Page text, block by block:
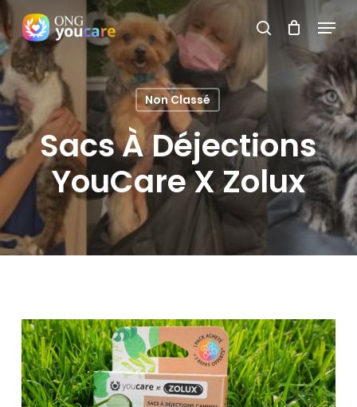
Skip
to
main
content
search
Menu
Non Classé
Sacs À Déjections
YouCare X Zolux
Close
Menu